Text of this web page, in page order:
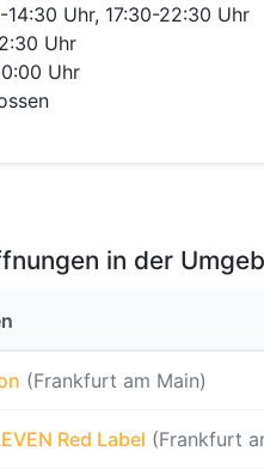
14:30 Uhr, 17:30-22:30 Uhr
Uhr
Uhr
in der
(Frankfurt am Main)
Red Label (Frankfurt